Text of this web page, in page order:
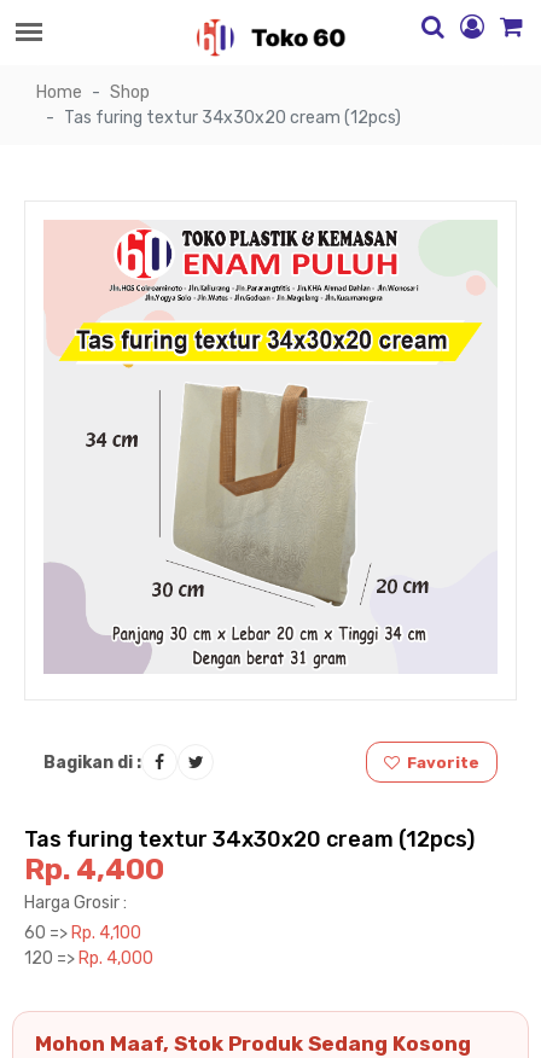
Home
Shop
Tas furing textur 34x30x20 cream (12pcs)
Bagikan di : Favorite
Tas furing textur 34x30x20 cream (12pcs)
Rp. 4,400
Harga Grosir :
60 => Rp. 4,100
120 => Rp. 4,000
Mohon Maaf, Stok Produk Sedang Kosong